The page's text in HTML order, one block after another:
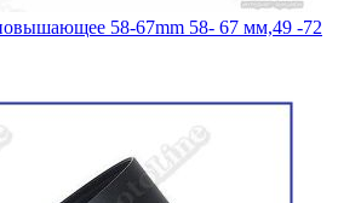
58-67mm 58- 67 мм,49 -72